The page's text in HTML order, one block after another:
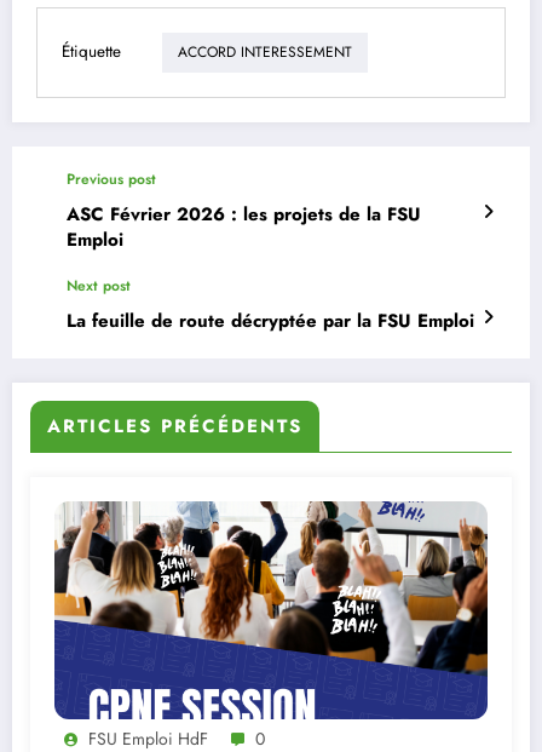
Étiquette ACCORD INTERESSEMENT
Previous post
ASC Février 2026 : les projets de la FSU
Emploi
Next post
La feuille de route décryptée par la FSU Emploi
ARTICLES PRÉCÉDENTS
FSU Emploi HdF 0